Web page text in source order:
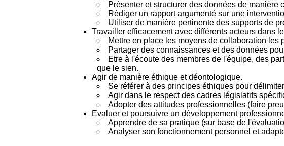
Présenter et structurer des données de manière
Rédiger un rapport argumenté sur une
Utiliser de manière pertinente des supports de
Travailler efficacement avec différents acteurs dans
Mettre en place les moyens de collaboration
Partager des connaissances et des données
Etre à l'écoute des membres de l'équipe, des
que le sien.
Agir de manière éthique et déontologique.
Se référer à des principes éthiques pour
Agir dans le respect des cadres législatifs
Adopter des attitudes professionnelles (faire
Evaluer et poursuivre un développement
Apprendre de sa pratique (sur base de
Analyser son fonctionnement personnel et